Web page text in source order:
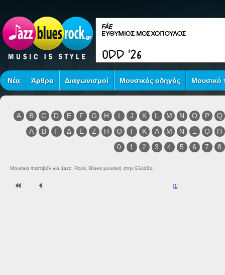
Νέα Άρθρα Διαγωνισμοί Μουσικός οδηγός Μουσικό
A B C D E F G H I J K L M N O P
Q
Α
Β Γ Δ Ε Ζ Η Θ Ι Κ Λ Μ Ν Ξ Ο
Π
0
1 2 3 4 5 6 7 8
Μουσικά Φεστιβάλ για Jazz, Rock, Blues μουσική στην Ελλάδα.
|1 |